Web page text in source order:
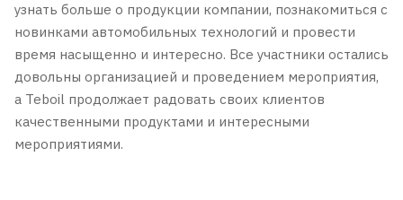
узнать больше о продукции компании, познакомиться с
новинками автомобильных технологий и провести
время насыщенно и интересно. Все участники остались
довольны организацией и проведением мероприятия,
а Teboil продолжает радовать своих клиентов
качественными продуктами и интересными
мероприятиями.